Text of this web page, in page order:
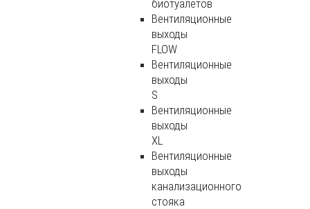
биотуалетов
Вентиляционные
выходы
FLOW
Вентиляционные
выходы
S
Вентиляционные
выходы
XL
Вентиляционные
выходы
канализационного
стояка